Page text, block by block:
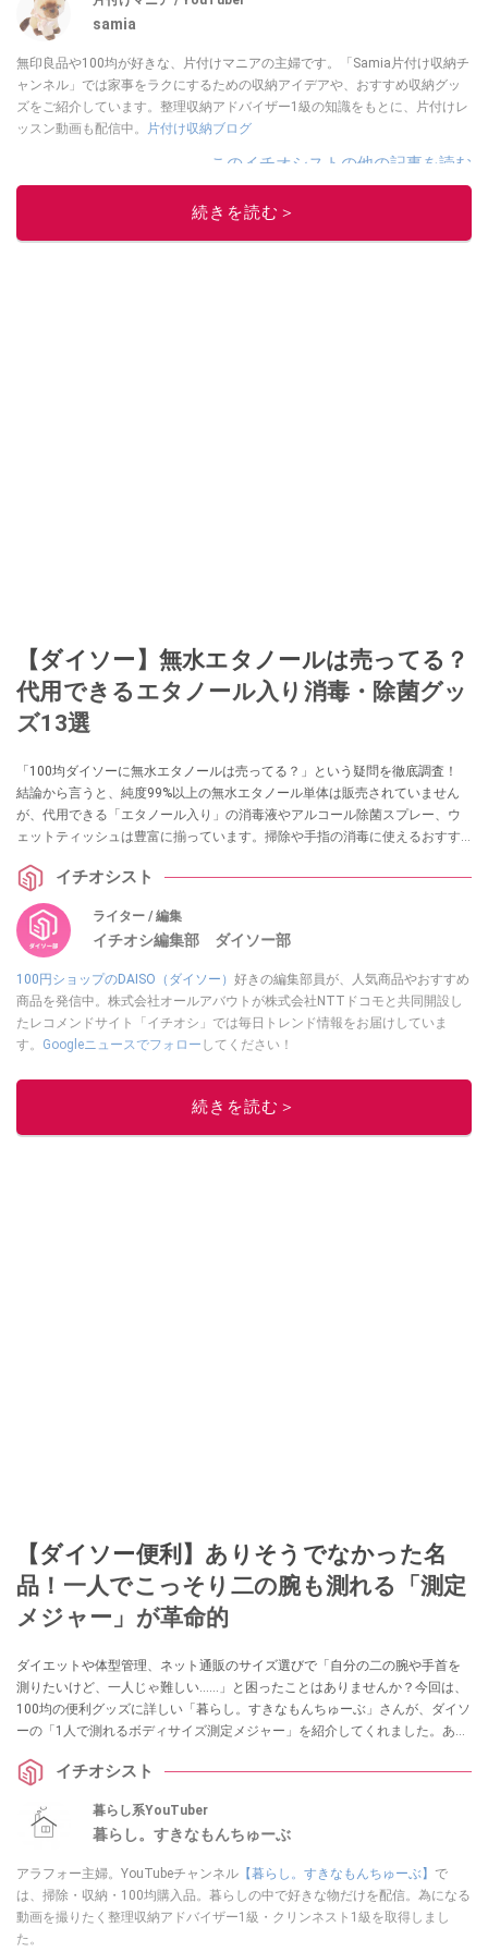
samia
無印良品や100均が好きな、片付けマニアの主婦です。「Samia片付け収納チ
ャンネル」では家事をラクにするための収納アイデアや、おすすめ収納グッ
ズをご紹介しています。整理収納アドバイザー1級の知識をもとに、片付けレ
ッスン動画も配信中。
片付け収納ブログ
このイチオシストの他の記事を読む
続きを読む＞
【ダイソー】無水エタノールは売ってる？
代用できるエタノール入り消毒・除菌グッ
ズ13選
「100均ダイソーに無水エタノールは売ってる？」という疑問を徹底調査！
結論から言うと、純度99%以上の無水エタノール単体は販売されていません
が、代用できる「エタノール入り」の消毒液やアルコール除菌スプレー、ウ
ェットティッシュは豊富に揃っています。掃除や手指の消毒に使えるおすす
イチオシスト
ライター / 編集
イチオシ編集部 ダイソー部
100円ショップのDAISO（ダイソー） 好きの編集部員が、人気商品やおすすめ
商品を発信中。株式会社オールアバウトが株式会社NTTドコモと共同開設し
たレコメンドサイト「イチオシ」では毎日トレンド情報をお届けしていま
す。 Googleニュースでフォロー してください！
このイチオシストの他の記事を読む
続きを読む＞
【ダイソー便利】ありそうでなかった名
品！一人でこっそり二の腕も測れる「測定
メジャー」が革命的
ダイエットや体型管理、ネット通販のサイズ選びで「自分の二の腕や手首を
測りたいけど、一人じゃ難しい……」と困ったことはありませんか？今回は、
100均の便利グッズに詳しい「暮らし。すきなもんちゅーぶ」さんが、ダイソ
ーの「1人で測れるボディサイズ測定メジャー」を紹介してくれました。あり
家に一台レベルの重宝アイテムです！
イチオシスト
暮らし系YouTuber
暮らし。すきなもんちゅーぶ
アラフォー主婦。YouTubeチャンネル 【暮らし。すきなもんちゅーぶ】 で
は、掃除・収納・100均購入品。暮らしの中で好きな物だけを配信。為になる
動画を撮りたく整理収納アドバイザー1級・クリンネスト1級を取得しまし
た。